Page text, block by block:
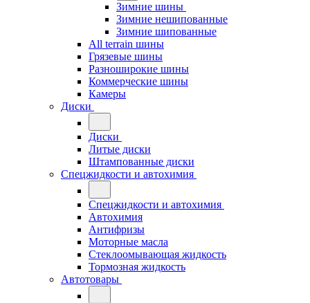
Зимние шины
Зимние нешипованные
Зимние шипованные
All terrain шины
Грязевые шины
Разноширокие шины
Коммерческие шины
Камеры
Диски
Диски
Литые диски
Штампованные диски
Спецжидкости и автохимия
Спецжидкости и автохимия
Автохимия
Антифризы
Моторные масла
Стеклоомывающая жидкость
Тормозная жидкость
Автотовары